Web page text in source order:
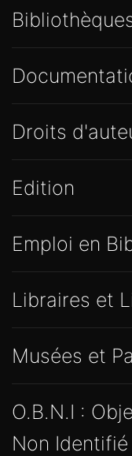
Droits
Edition
Emploi en
Libraires et
Musées et
O.B.N.I :
Non Identifié